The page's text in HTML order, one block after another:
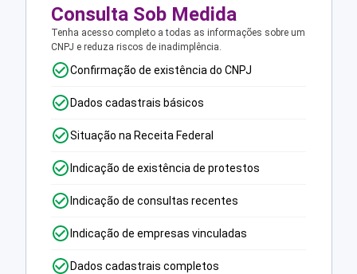
Consulta Sob Medida
Tenha acesso completo a todas as informações sobre um
CNPJ e reduza riscos de inadimplência.
Confirmação de existência do CNPJ
Dados cadastrais básicos
Situação na Receita Federal
Indicação de existência de protestos
Indicação de consultas recentes
Indicação de empresas vinculadas
Dados cadastrais completos